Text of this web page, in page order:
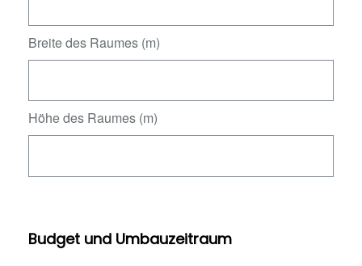
Breite des Raumes (m)
Höhe des Raumes (m)
Budget und Umbauzeitraum